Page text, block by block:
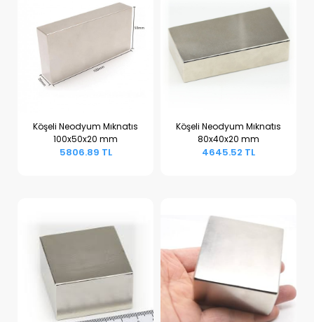
Sepete Ekle
Köşeli Neodyum Mıknatıs
100x50x20 mm
5806.89 TL
Sepete Ekle
Köşeli Neodyum Mıknatıs
80x40x20 mm
4645.52 TL